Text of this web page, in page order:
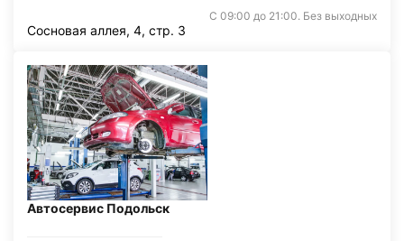
С 09:00 до 21:00. Без выходных
Сосновая аллея, 4, стр. 3
Автосервис Подольск